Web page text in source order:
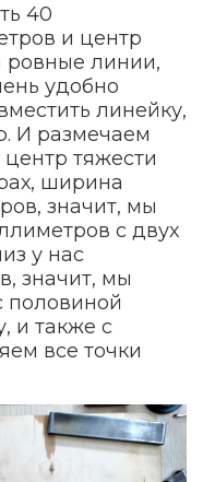
40
и центр
ровные линии,
удобно
линейку,
И размечаем
тяжести
ширина
значит, мы
с двух
у нас
значит, мы
половиной
и также с
все точки